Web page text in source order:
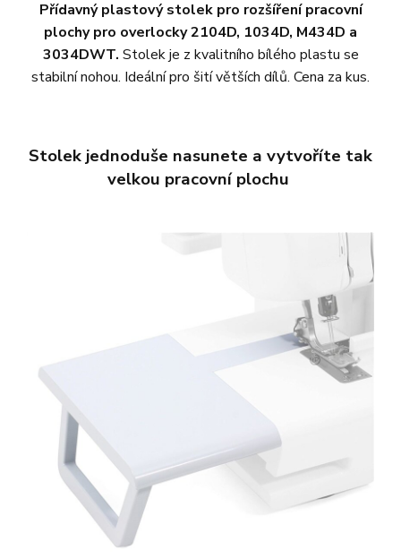
Přídavný plastový stolek pro rozšíření pracovní
plochy pro overlocky 2104D, 1034D, M434D a
3034DWT. Stolek je z kvalitního bílého plastu se
stabilní nohou. Ideální pro šití větších dílů. Cena za kus.
Stolek jednoduše nasunete a vytvoříte tak
velkou pracovní plochu